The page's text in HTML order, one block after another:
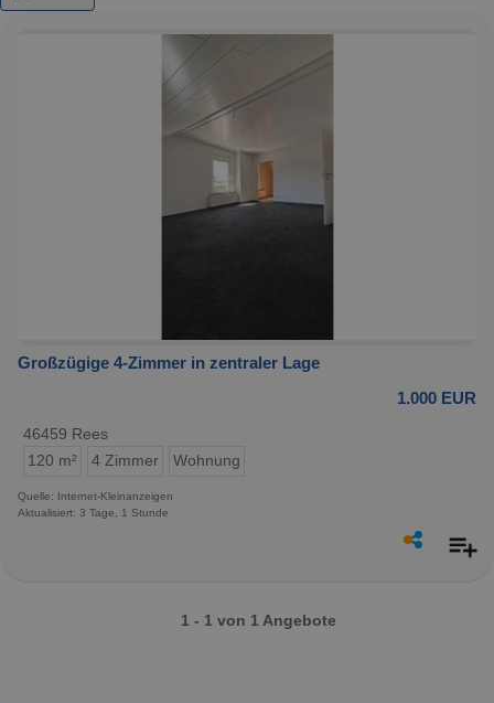
Großzügige 4-Zimmer in zentraler Lage
1.000 EUR
46459 Rees
120 m²
4 Zimmer Wohnung
Quelle: Internet-Kleinanzeigen
Aktualisiert: 3 Tage, 1 Stunde
1 - 1 von 1 Angebote